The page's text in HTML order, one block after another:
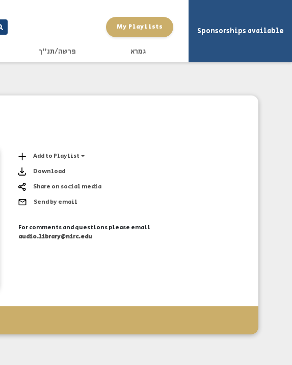
My Playlists
גמרא פרשה/תנ"ך
Sponsorships available
Add to Playlist
Download
Share on social media
Send by email
For comments and questions please email
audio.library@nirc.edu